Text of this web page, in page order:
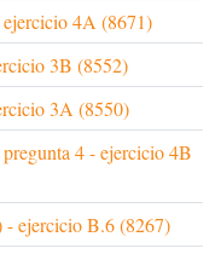
4A (8671)
3B (8552)
3A (8550)
4 - ejercicio 4B
ejercicio B.6 (8267)